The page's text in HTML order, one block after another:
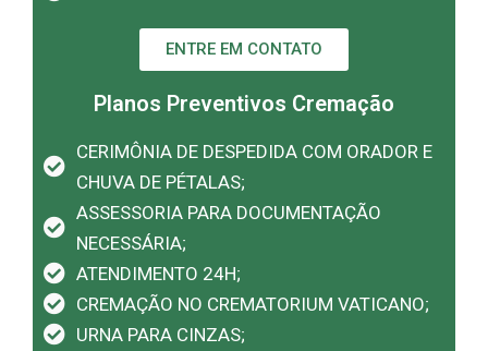
ENTRE EM CONTATO
Planos Preventivos Cremação
CERIMÔNIA DE DESPEDIDA COM ORADOR E
CHUVA DE PÉTALAS;
ASSESSORIA PARA DOCUMENTAÇÃO
NECESSÁRIA;
ATENDIMENTO 24H;
CREMAÇÃO NO CREMATORIUM VATICANO;
URNA PARA CINZAS;